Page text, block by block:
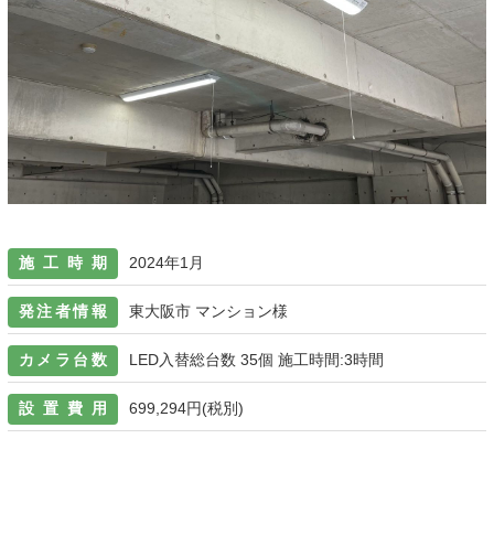
施工時期 2024年1月
発注者情報 東大阪市 マンション様
カメラ台数 LED入替総台数 35個 施工時間:3時間
設置費用 699,294円(税別)